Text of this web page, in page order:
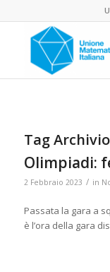
Tag
Olimpiadi:
2 Febbraio 2023 / in
Passata la gara a
è l’ora della gara